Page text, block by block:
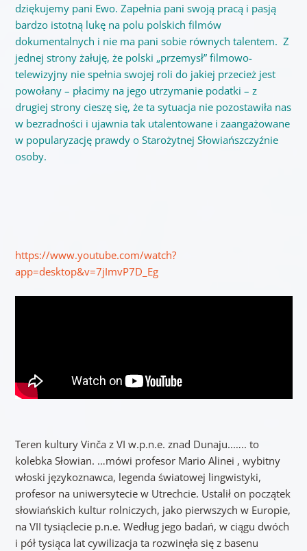
dziękujemy pani Ewo. Zapełnia pani swoją pracą i pasją
bardzo istotną lukę na polu polskich filmów
dokumentalnych i nie ma pani sobie równych talentem. Z
jednej strony żałuję, że polski „przemysł” filmowo-
telewizyjny nie spełnia swojej roli do jakiej przecież jest
powołany – płacimy na jego utrzymanie podatki – z
drugiej strony cieszę się, że ta sytuacja nie pozostawiła nas
w bezradności i ujawnia tak utalentowane i zaangażowane
w popularyzację prawdy o Starożytnej Słowiańszczyźnie
osoby.
https://www.youtube.com/watch?
app=desktop&v=7jImvP7D_Eg
Teren kultury Vinča z VI w.p.n.e. znad Dunaju..….. to
kolebka Słowian. …mówi profesor Mario Alinei , wybitny
włoski językoznawca, legenda światowej lingwistyki,
profesor na uniwersytecie w Utrechcie. Ustalił on początek
słowiańskich kultur rolniczych, jako pierwszych w Europie,
na VII tysiąclecie p.n.e. Według jego badań, w ciągu dwóch
i pół tysiąca lat cywilizacja ta rozwinęła się z basenu